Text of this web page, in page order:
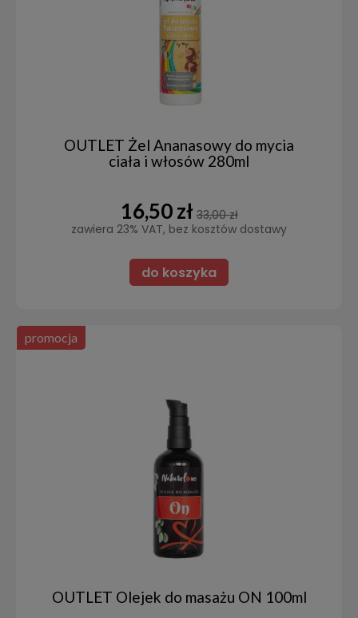
OUTLET Żel Ananasowy do mycia
ciała i włosów 280ml
16,50 zł 33,00 zł
zawiera 23% VAT, bez kosztów dostawy
do koszyka
OUTLET Olejek do masażu ON 100ml
promocja